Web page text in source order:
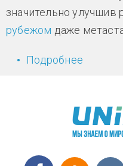
значительно улучшив
рубежом даже
Подробнее